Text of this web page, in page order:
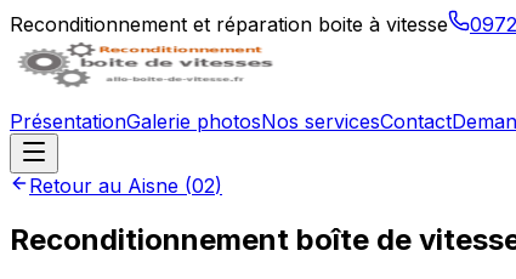
Reconditionnement et réparation boite à vitesse
PrésentationGalerie photosNos servicesContact
Retour au Aisne (02)
Reconditionnement boîte de